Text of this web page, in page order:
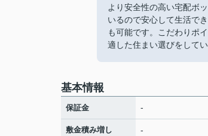
より安全性の高い宅配ボ
いるので安心して生活で
も可能です。こだわりポ
適した住まい選びをして
基本情報
保証金 -
敷金積み増し -